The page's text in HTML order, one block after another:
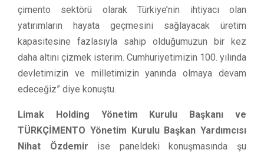
çimento sektörü olarak Türkiye’nin ihtiyacı olan
yatırımların hayata geçmesini sağlayacak üretim
kapasitesine fazlasıyla sahip olduğumuzun bir kez
daha altını çizmek isterim. Cumhuriyetimizin 100. yılında
devletimizin ve milletimizin yanında olmaya devam
edeceğiz” diye konuştu.
Limak Holding Yönetim Kurulu Başkanı ve
TÜRKÇİMENTO Yönetim Kurulu Başkan Yardımcısı
Nihat Özdemir ise paneldeki konuşmasında şu